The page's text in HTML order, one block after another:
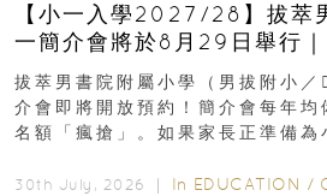
【小一入學2027/28】拔萃
一簡介會將於8月29日舉行｜
｜更設有網上重溫
拔萃男書院附屬小學（男拔附小／
介會即將開放預約！簡介會每年均
名額「瘋搶」。如果家長正準備
30th July, 2026 ｜ In EDUCATION /